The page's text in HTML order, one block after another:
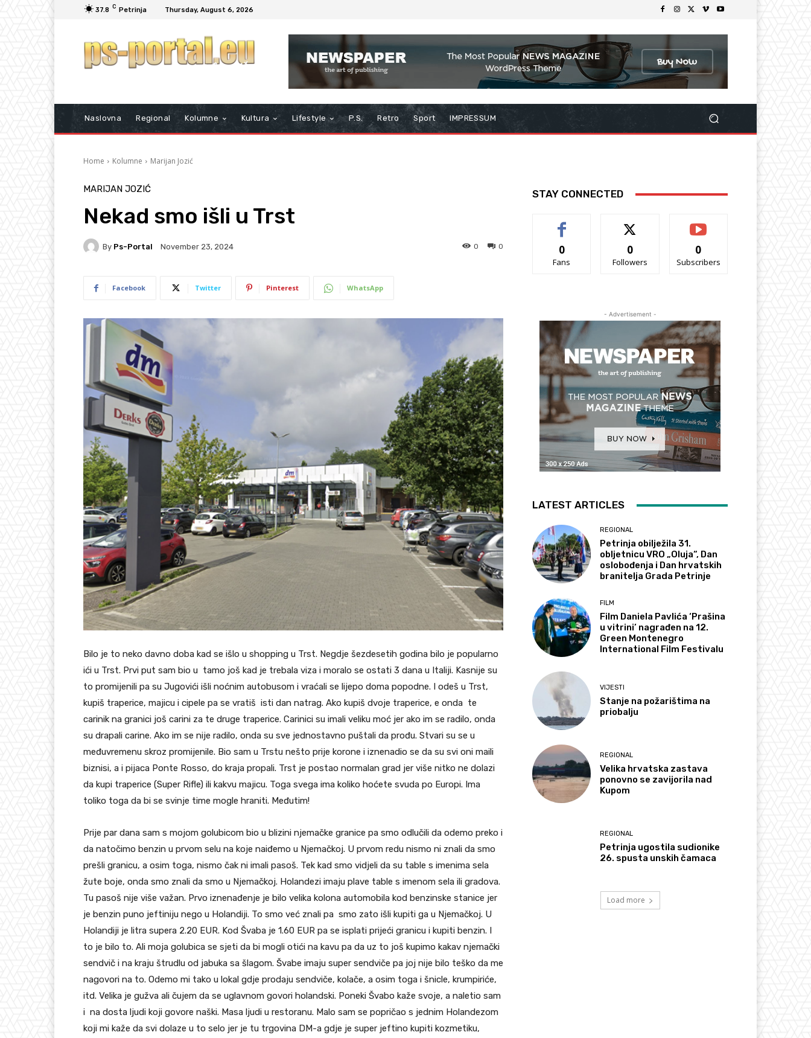
37.8 C Petrinja Thursday, August 6, 2026
Naslovna Regional Kolumne Kultura Lifestyle P.S. Retro Sport IMPRESSUM
Home Kolumne Marijan Jozić
MARIJAN JOZIĆ
Nekad smo išli u Trst
By Ps-Portal November 23, 2024 0
0
Facebook Twitter Pinterest WhatsApp
Bilo je to neko davno doba kad se išlo u shopping u Trst. Negdje šezdesetih godina bilo je popularno
ići u Trst. Prvi put sam bio u tamo još kad je trebala viza i moralo se ostati 3 dana u Italiji. Kasnije su
to promijenili pa su Jugovići išli noćnim autobusom i vraćali se lijepo doma popodne. I odeš u Trst,
kupiš traperice, majicu i cipele pa se vratiš isti dan natrag. Ako kupiš dvoje traperice, e onda te
carinik na granici još carini za te druge traperice. Carinici su imali veliku moć jer ako im se radilo, onda
su drapali carine. Ako im se nije radilo, onda su sve jednostavno puštali da prođu. Stvari su se u
međuvremenu skroz promijenile. Bio sam u Trstu nešto prije korone i iznenadio se da su svi oni maili
biznisi, a i pijaca Ponte Rosso, do kraja propali. Trst je postao normalan grad jer više nitko ne dolazi
da kupi traperice (Super Rifle) ili kakvu majicu. Toga svega ima koliko hoćete svuda po Europi. Ima
toliko toga da bi se svinje time mogle hraniti. Međutim!
Prije par dana sam s mojom golubicom bio u blizini njemačke granice pa smo odlučili da odemo preko i
da natočimo benzin u prvom selu na koje naiđemo u Njemačkoj. U prvom redu nismo ni znali da smo
prešli granicu, a osim toga, nismo čak ni imali pasoš. Tek kad smo vidjeli da su table s imenima sela
žute boje, onda smo znali da smo u Njemačkoj. Holandezi imaju plave table s imenom sela ili gradova.
Tu pasoš nije više važan. Prvo iznenađenje je bilo velika kolona automobila kod benzinske stanice jer
je benzin puno jeftiniju nego u Holandiji. To smo već znali pa smo zato išli kupiti ga u Njemačkoj. U
Holandiji je litra supera 2.20 EUR. Kod Švaba je 1.60 EUR pa se isplati prijeći granicu i kupiti benzin. I
to je bilo to. Ali moja golubica se sjeti da bi mogli otići na kavu pa da uz to još kupimo kakav njemački
sendvič i na kraju štrudlu od jabuka sa šlagom. Švabe imaju super sendviče pa joj nije bilo teško da me
nagovori na to. Odemo mi tako u lokal gdje prodaju sendviče, kolače, a osim toga i šnicle, krumpiriće,
itd. Velika je gužva ali čujem da se uglavnom govori holandski. Poneki Švabo kaže svoje, a naletio sam
i na dosta ljudi koji govore naški. Masa ljudi u restoranu. Malo sam se popričao s jednim Holandezom
koji mi kaže da svi dolaze u to selo jer je tu trgovina DM-a gdje je super jeftino kupiti kozmetiku,
STAY CONNECTED
0
Fans
0
Followers
0
Subscribers
- Advertisement -
LATEST ARTICLES
REGIONAL
Petrinja obilježila 31.
obljetnicu VRO „Oluja“, Dan
oslobođenja i Dan hrvatskih
branitelja Grada Petrinje
FILM
Film Daniela Pavlića ‘Prašina
u vitrini’ nagrađen na 12.
Green Montenegro
International Film Festivalu
VIJESTI
Stanje na požarištima na
priobalju
REGIONAL
Velika hrvatska zastava
ponovno se zavijorila nad
Kupom
REGIONAL
Petrinja ugostila sudionike
26. spusta unskih čamaca
Load more